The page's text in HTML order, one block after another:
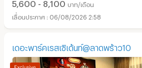
5,600 - 8,100 บาท/เดือน
06/08/2026 2:58
เดอะพาร์คเรสเซิเด้นท์@ลาดพร้าว10